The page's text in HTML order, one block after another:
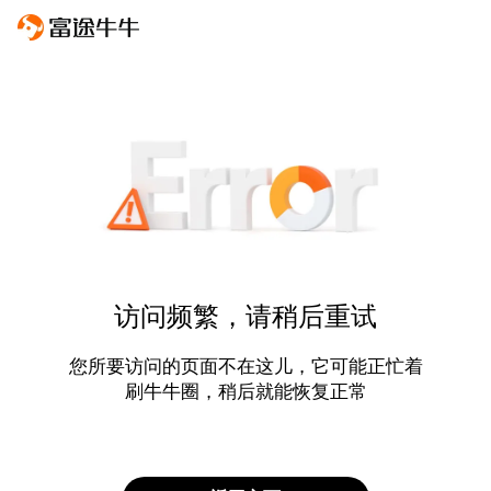
访问频繁，请稍后重试
您所要访问的页面不在这儿，它可能正忙着
刷牛牛圈，稍后就能恢复正常